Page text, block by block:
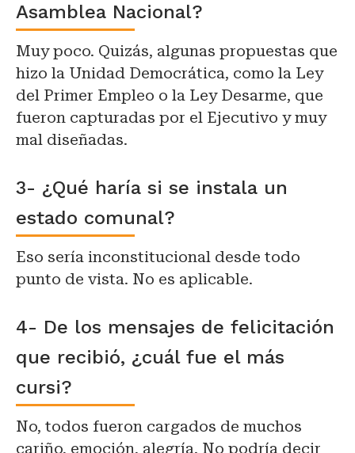
Asamblea Nacional?
Muy poco. Quizás, algunas propuestas que
hizo la Unidad Democrática, como la Ley
del Primer Empleo o la Ley Desarme, que
fueron capturadas por el Ejecutivo y muy
mal diseñadas.
3- ¿Qué haría si se instala un
estado comunal?
Eso sería inconstitucional desde todo
punto de vista. No es aplicable.
4- De los mensajes de felicitación
que recibió, ¿cuál fue el más
cursi?
No, todos fueron cargados de muchos
cariño, emoción, alegría. No podría decir